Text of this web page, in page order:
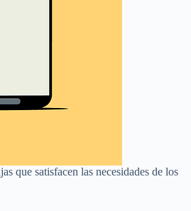
que satisfacen las necesidades de los